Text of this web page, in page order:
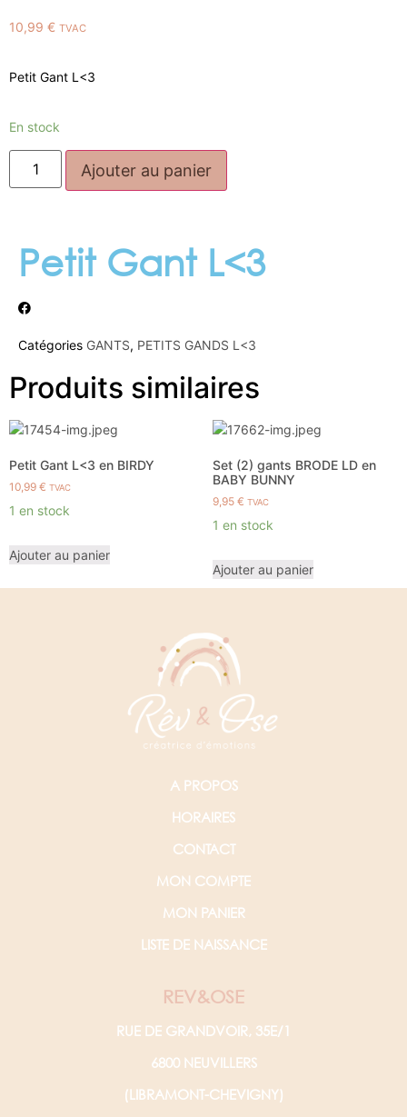
10,99 € TVAC
Petit Gant L<3
En stock
Ajouter au panier
Petit Gant L<3
Catégories GANTS, PETITS GANDS L<3
Produits similaires
Petit Gant L<3 en BIRDY
10,99 € TVAC
1 en stock
Ajouter au panier
Set (2) gants BRODE LD en
BABY BUNNY
9,95 € TVAC
1 en stock
Ajouter au panier
A PROPOS
HORAIRES
CONTACT
MON COMPTE
MON PANIER
LISTE DE NAISSANCE
REV&OSE
RUE DE GRANDVOIR, 35E/1
6800 NEUVILLERS
(LIBRAMONT-CHEVIGNY)